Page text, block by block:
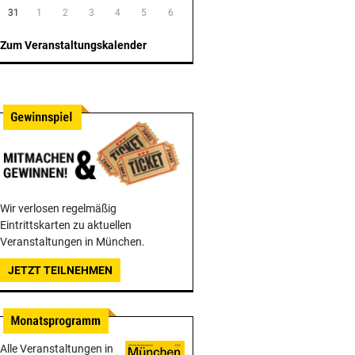
31 1 2 3 4 5 6
Zum Veranstaltungskalender
Wir verlosen regelmäßig
Eintrittskarten zu aktuellen
Veranstaltungen in München.
JETZT TEILNEHMEN
Alle Veranstaltungen in